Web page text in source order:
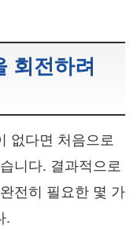
회전하려
없다면 처음으로
니다. 결과적으로
전히 필요한 몇 가
.